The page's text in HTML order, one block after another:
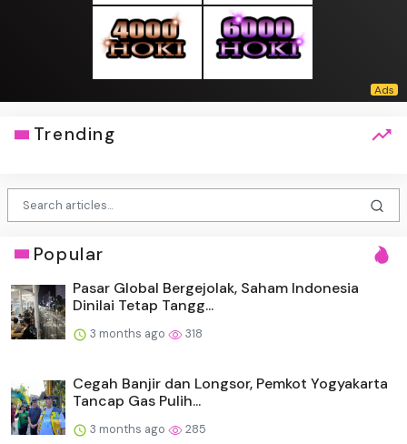
Trending
Popular
Pasar Global Bergejolak, Saham Indonesia
Dinilai Tetap Tangg...
3 months ago 318
Cegah Banjir dan Longsor, Pemkot Yogyakarta
Tancap Gas Pulih...
3 months ago 285